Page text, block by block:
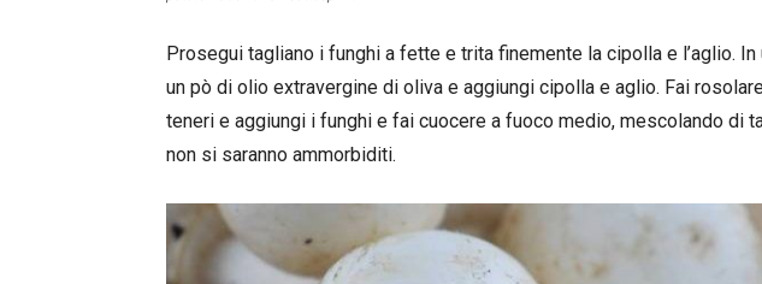
Prosegui tagliano i funghi a fette e trita finemente la cipolla e l’aglio.
un pò di olio extravergine di oliva e aggiungi cipolla e aglio. Fai
teneri e aggiungi i funghi e fai cuocere a fuoco medio, mescolando di
non si saranno ammorbiditi.